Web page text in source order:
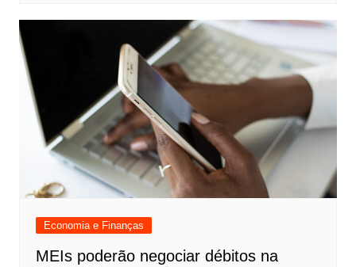
Economia e Finanças
MEIs poderão negociar débitos na